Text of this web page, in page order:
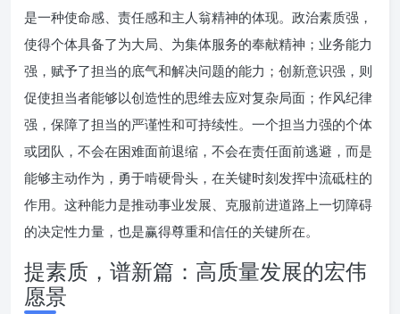
是一种使命感、责任感和主人翁精神的体现。政治素质强，
使得个体具备了为大局、为集体服务的奉献精神；业务能力
强，赋予了担当的底气和解决问题的能力；创新意识强，则
促使担当者能够以创造性的思维去应对复杂局面；作风纪律
强，保障了担当的严谨性和可持续性。一个担当力强的个体
或团队，不会在困难面前退缩，不会在责任面前逃避，而是
能够主动作为，勇于啃硬骨头，在关键时刻发挥中流砥柱的
作用。这种能力是推动事业发展、克服前进道路上一切障碍
的决定性力量，也是赢得尊重和信任的关键所在。
提素质，谱新篇：高质量发展的宏伟
愿景